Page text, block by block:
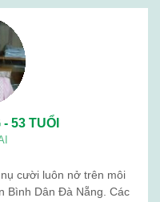
53 TUỔI
cười luôn nở trên môi
Bình Dân Đà Nẵng. Các